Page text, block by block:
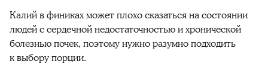
Калий вфиникахможет плохо сказаться на состоянии
людей с сердечной недостаточностью и хронической
болезнью почек, поэтому нужно разумно подходить
к выбору порции.